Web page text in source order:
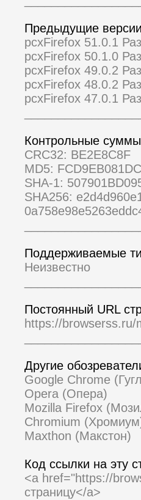
Предыдущие
pcxFirefox 51.0.1
pcxFirefox 50.1.0
pcxFirefox 49.0.2
pcxFirefox 48.0.2
pcxFirefox 47.0.1
Контрольные суммы
CRC32: BE2E8C8F
MD5:
SHA-1:
SHA256:
Поддерживаемые
Неизвестно
Постоянный URL
https://browserss.ru/
Другие
Google Chrome
Opera (Опера)
Mozilla Firefox
Chromium
Maxthon (Макстон)
Код ссылки на эту
<a href="https://
страницу</a>